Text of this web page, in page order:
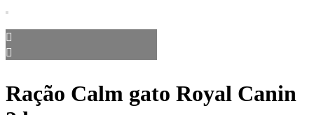
Ração Calm gato Royal Canin